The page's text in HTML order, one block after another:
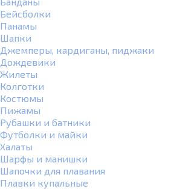
Бейсболки
Панамы
Шапки
Джемперы, кардиганы, пиджаки
Дождевики
Жилеты
Колготки
Костюмы
Пижамы
Рубашки и батники
Футболки и майки
Халаты
Шарфы и манишки
Шапочки для плавания
Плавки купальные